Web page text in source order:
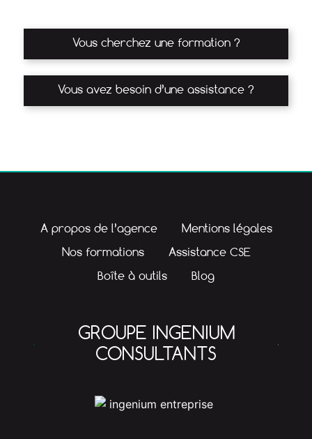
Vous cherchez une formation ?
Vous avez besoin d’une assistance ?
A propos de l’agence
Mentions légales
Nos formations
Assistance CSE
Boîte à outils
Blog
GROUPE INGENIUM
CONSULTANTS